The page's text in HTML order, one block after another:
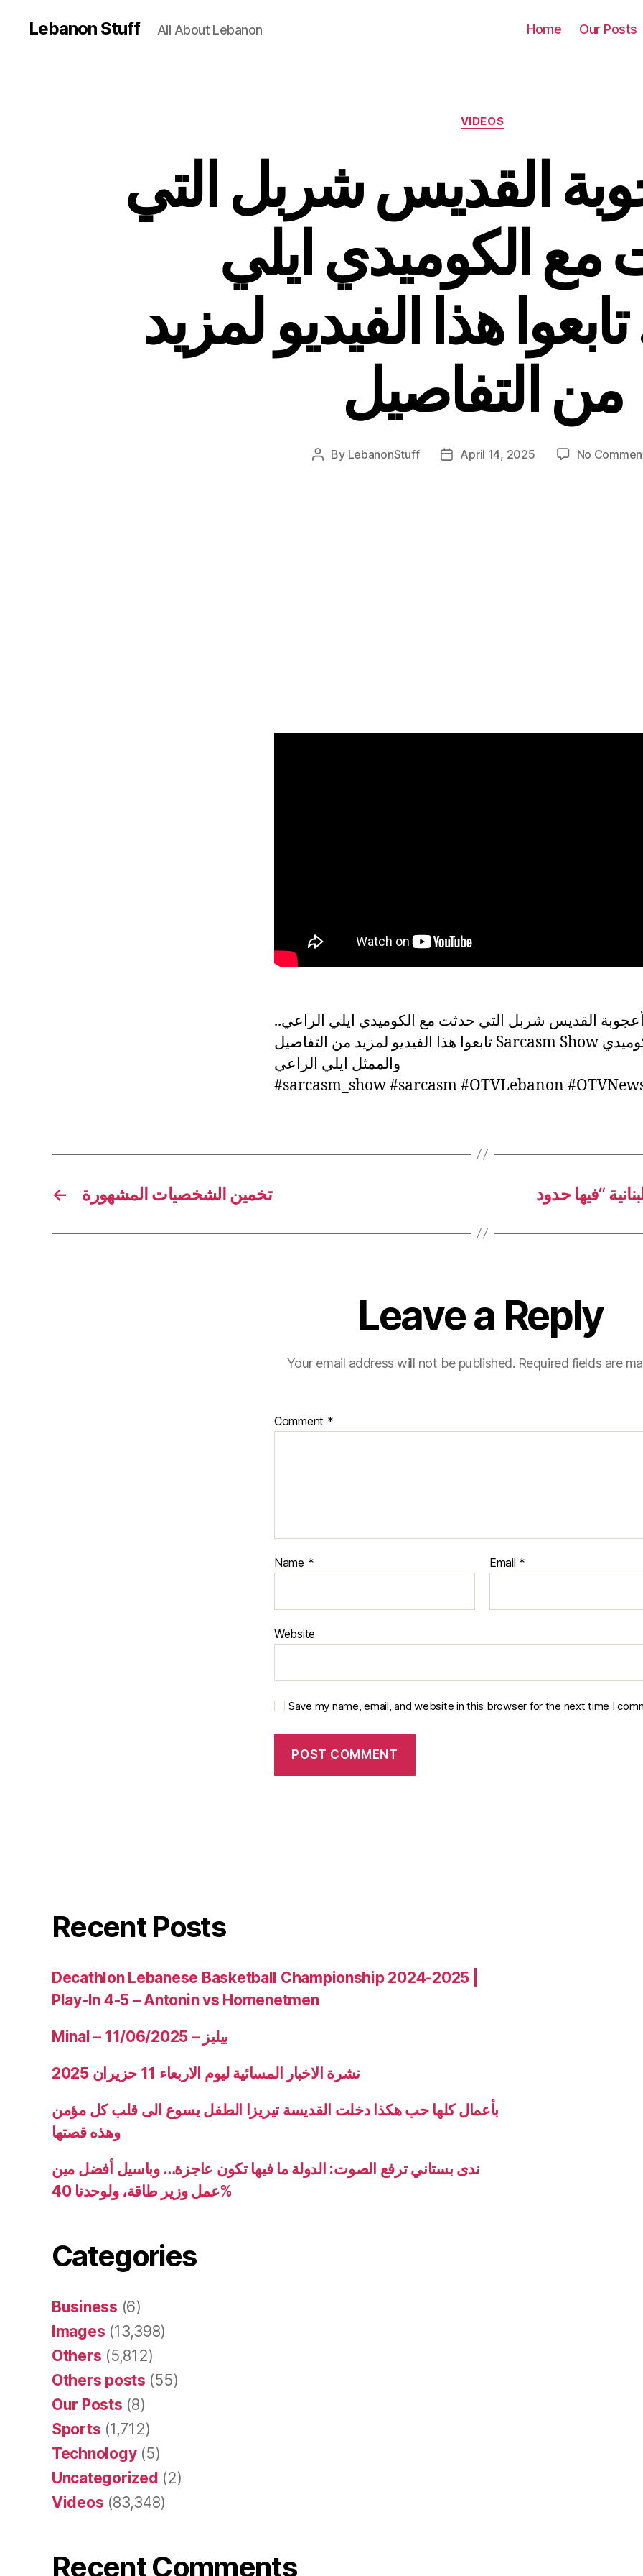
Lebanon Stuff All About Lebanon Home Our Posts
Categories
VIDEOS
القديس شربل التي
مع الكوميدي ايلي
هذا الفيديو لمزيد
من التفاصيل
Post
By LebanonStuff
PostApril 14, 2025 No
أعجوبة القديس شربل التي حدثت مع الكوميدي ايلي الراعي..
تابعوا هذا الفيديو لمزيد من التفاصيل Sarcasm Show مع الكوميدي
والممثل ايلي الراعي
#sarcasm_show #sarcasm #OTVLebanon
← تخمين الشخصيات المشهورة
Leave a Reply
Your email address will not be published. Required fields are
Comment *
Name * Email *
Website
Save my name, email, and website in this browser for the next time I
Recent Posts
Decathlon Lebanese Basketball Championship 2024-2025 |
Play-In 4-5 – Antonin vs Homenetmen
Minal – 11/06/2025 – بيليز
نشرة الاخبار المسائية ليوم الاربعاء 11 حزيران 2025
بأعمال كلها حب هكذا دخلت القديسة تيريزا الطفل يسوع الى قلب كل مؤمن
وهذه قصتها
ندى بستاني ترفع الصوت: الدولة ما فيها تكون عاجزة… وباسيل أفضل مين
عمل وزير طاقة، ولوحدنا 40%
Categories
Business (6)
Images (13,398)
Others (5,812)
Others posts (55)
Our Posts (8)
Sports (1,712)
Technology(5)
Uncategorized (2)
Videos (83,348)
Recent Comments